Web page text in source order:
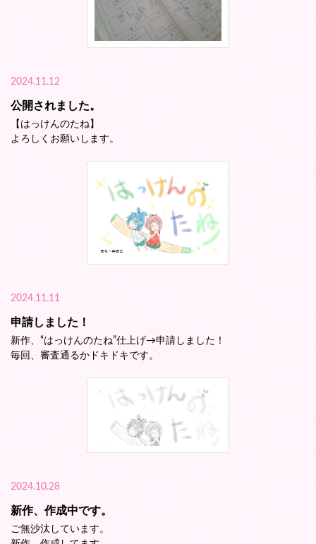
2024.11.12
公開されました。
【はっけんのたね】
よろしくお願いします。
2024.11.11
申請しました！
新作、“はっけんのたね”仕上げ→申請しました！
毎回、審査通るかドキドキです。
2024.10.28
新作、作成中です。
ご無沙汰しています。